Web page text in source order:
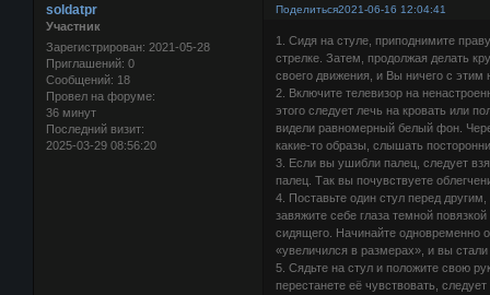
Поделиться2021-06-16 12:04:41
soldatpr
Участник
Зарегистрирован: 2021-05-28
Приглашений: 0
Сообщений: 18
Провел на форуме:
36 минут
Последний визит:
2025-03-29 08:56:20
1. Сидя на стуле, приподнимите
стрeлке. Затем, продолжая делать
своего движения, и Вы ничего с этим
2. Включите телевизор на
этого следует лечь на кровать или
видели равномерный белый фон.
какие-то образы, слышать
3. Если вы ушибли палец, следует
палец. Так вы почувствуете
4. Поставьте один стул перед
завяжите себе глаза темной
сидящего. Начинайте одновременно
«увеличился в размерах», и вы
5. Сядьте на стул и положите свою
перестанете её чувствовать,